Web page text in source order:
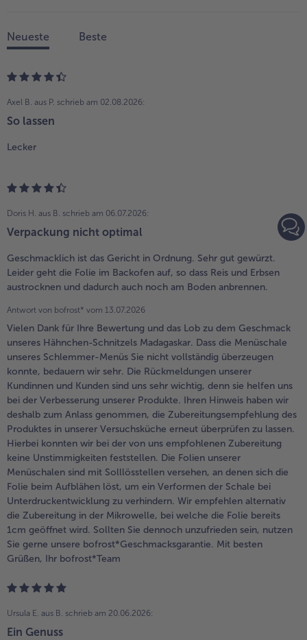
Neueste Beste
Axel B. aus P. schrieb am 02.08.2026:
So lassen
Lecker
Doris H. aus B. schrieb am 06.07.2026:
Verpackung nicht optimal
Geschmacklich ist das Gericht in Ordnung. Sehr gut gewürzt.
Leider geht die Folie im Backofen auf, so dass Reis und Erbsen
austrocknen und dadurch auch noch am Boden anbrennen.
Antwort von bofrost* vom 13.07.2026
Vielen Dank für Ihre Bewertung und das Lob zu dem Geschmack
unseres Hähnchen-Schnitzels Madagaskar. Dass die Menüschale
unseres Schlemmer-Menüs Sie nicht vollständig überzeugen
konnte, bedauern wir sehr. Die Rückmeldungen unserer
Kundinnen und Kunden sind uns sehr wichtig, denn sie helfen uns
bei der Verbesserung unserer Produkte. Ihren Hinweis haben wir
deshalb zum Anlass genommen, die Zubereitungsempfehlung des
Produktes in unserer Versuchsküche erneut überprüfen zu lassen.
Hierbei konnten wir bei der von uns empfohlenen Zubereitung
keine Unstimmigkeiten feststellen. Die Folien unserer
Menüschalen sind mit Solllösstellen versehen, an denen sich die
Folie beim Aufblähen löst, um ein Verformen der Schale bei
Unterdruckentwicklung zu verhindern. Wir empfehlen alternativ
die Zubereitung in der Mikrowelle, bei welche die Folie bereits
1cm geöffnet wird. Sollten Sie dennoch unzufrieden sein, nutzen
Sie gerne unsere bofrost*Geschmacksgarantie. Mit besten
Grüßen, Ihr bofrost*Team
Ursula E. aus B. schrieb am 20.06.2026:
Ein Genuss